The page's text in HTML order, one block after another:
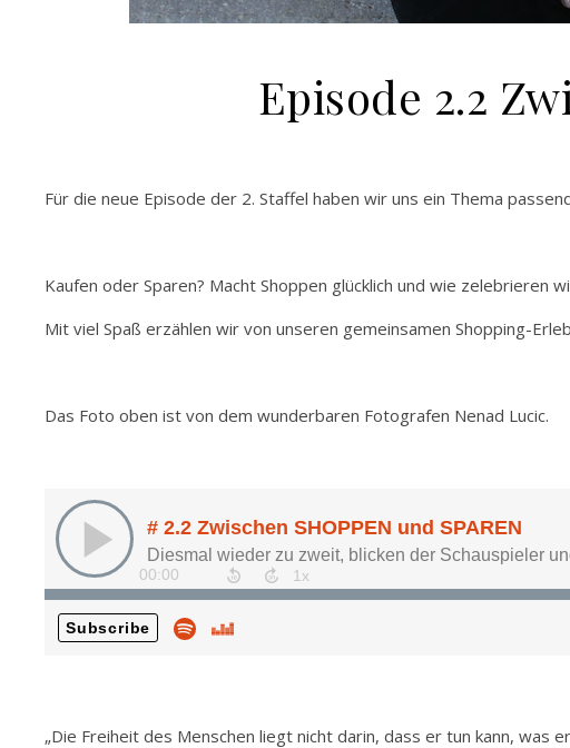
Episode 2.2
Für die neue Episode der 2. Staffel haben wir uns ein Thema
Kaufen oder Sparen? Macht Shoppen glücklich und wie zelebrieren
Mit viel Spaß erzählen wir von unseren gemeinsamen Shopping-
Das Foto oben ist von dem wunderbaren Fotografen Nenad Lucic.
„Die Freiheit des Menschen liegt nicht darin, dass er tun kann, was